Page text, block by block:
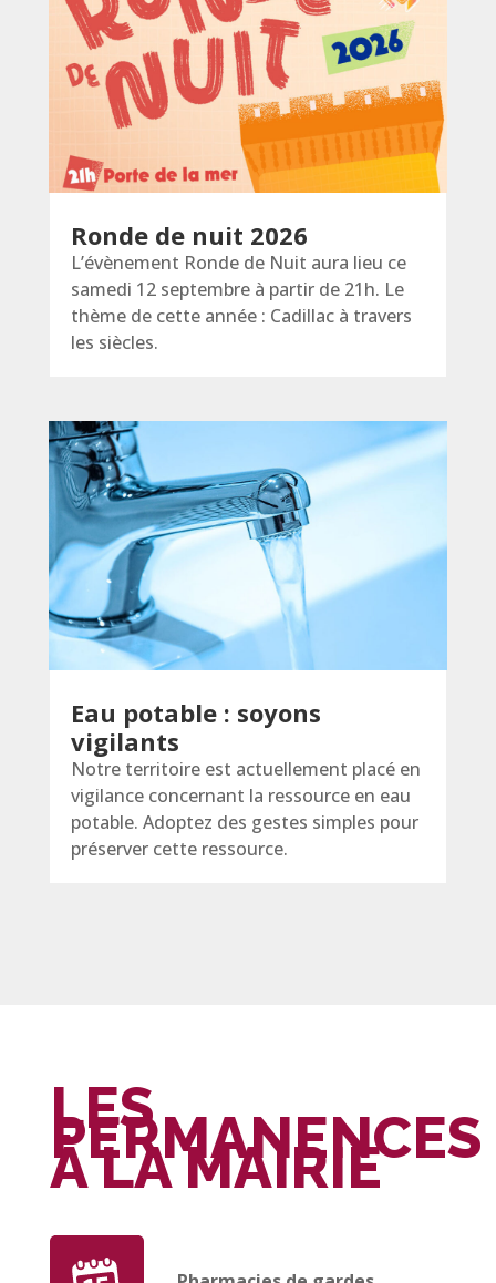
Ronde de nuit 2026
L’évènement Ronde de Nuit aura lieu ce
samedi 12 septembre à partir de 21h. Le
thème de cette année : Cadillac à travers
les siècles.
Eau potable : soyons
vigilants
Notre territoire est actuellement placé en
vigilance concernant la ressource en eau
potable. Adoptez des gestes simples pour
préserver cette ressource.
LES
PERMANENCES
À LA MAIRIE